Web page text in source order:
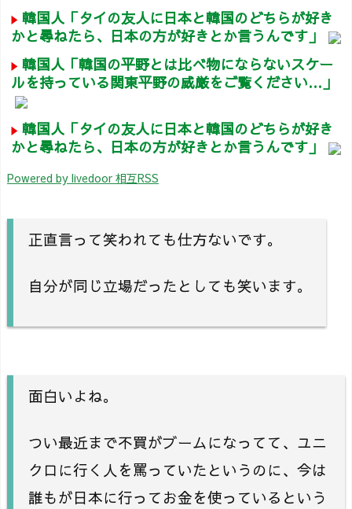
韓国人「タイの友人に日本と韓国のどちらが好き
かと尋ねたら、日本の方が好きとか言うんです」
韓国人「韓国の平野とは比べ物にならないスケー
ルを持っている関東平野の威厳をご覧ください…」
韓国人「タイの友人に日本と韓国のどちらが好き
かと尋ねたら、日本の方が好きとか言うんです」
Powered by livedoor 相互RSS
正直言って笑われても仕方ないです。
自分が同じ立場だったとしても笑います。
面白いよね。
つい最近まで不買がブームになってて、ユニ
クロに行く人を罵っていたというのに、今は
誰もが日本に行ってお金を使っているという